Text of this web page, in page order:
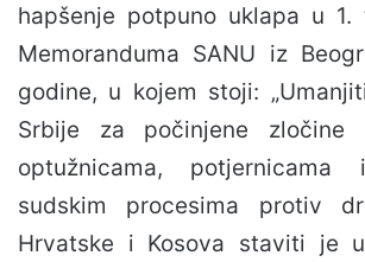
hapšenje potpuno uklapa u 1.
Memoranduma SANU iz
godine, u kojem stoji:
Srbije za počinjene
optužnicama, potjernicama
sudskim procesima protiv
Hrvatske i Kosova staviti je